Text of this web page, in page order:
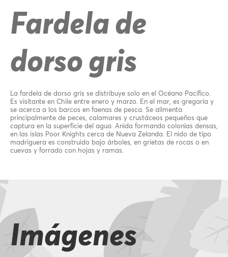
Fardela de
dorso gris
La fardela de dorso gris se distribuye solo en el Océano Pacífico.
Es visitante en Chile entre enero y marzo. En el mar, es gregaria y
se acerca a los barcos en faenas de pesca. Se alimenta
principalmente de peces, calamares y crustáceos pequeños que
captura en la superficie del agua. Anida formando colonias densas,
en las islas Poor Knights cerca de Nueva Zelanda. El nido de tipo
madriguera es construido bajo árboles, en grietas de rocas o en
cuevas y forrado con hojas y ramas.
Imágenes